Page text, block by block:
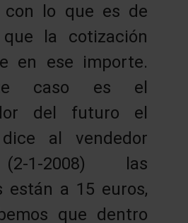
con lo que es de
la cotización
en ese importe.
caso es el
del futuro el
al vendedor
1-2008) las
están a 15 euros,
que dentro